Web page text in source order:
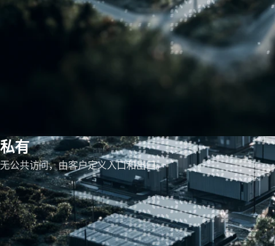
私有
无公共访问，由客户定义入口和出口。